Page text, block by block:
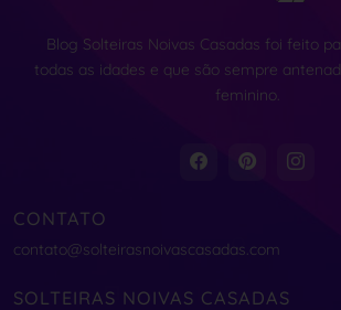
Blog Solteiras Noivas Casadas foi feito
todas as idades e que são sempre
feminino.
CONTATO
contato@solteirasnoivascasadas.com
SOLTEIRAS NOIVAS CASADAS